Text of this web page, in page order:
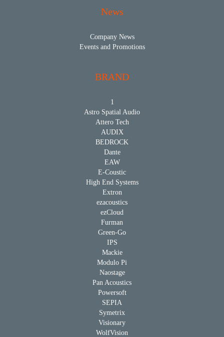
News
Company News
Events and Promotions
BRAND
1
Astro Spatial Audio
Attero Tech
AUDIX
BEDROCK
Dante
EAW
E-Coustic
High End Systems
Extron
ezacoustics
ezCloud
Furman
Green-Go
IPS
Mackie
Modulo Pi
Naostage
Pan Acoustics
Powersoft
SEPIA
Symetrix
Visionary
WolfVision